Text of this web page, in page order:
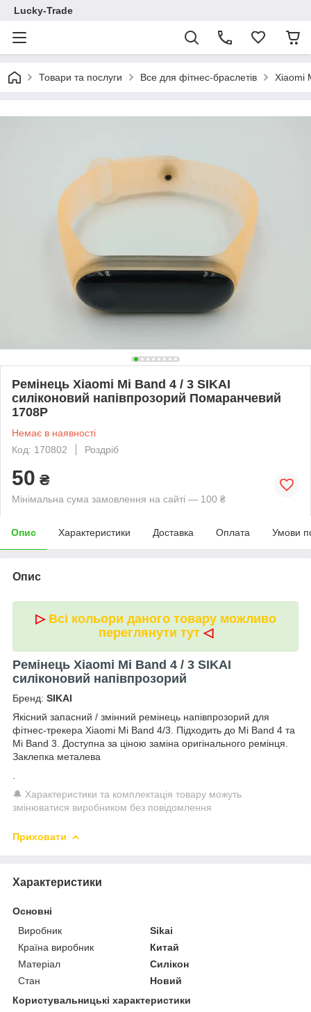
Lucky-Trade
Товари та послуги Все для фітнес-браслетів Xiaomi
Ремінець Xiaomi Mi Band 4 / 3 SIKAI
силіконовий напівпрозорий Помаранчевий
1708P
Немає в наявності
Код: 170802
Роздріб
50 ₴
Мінімальна сума замовлення на сайті — 100 ₴
Опис Характеристики Доставка Оплата Умови
Опис
▷ Всі кольори даного товару можливо
переглянути тут◁
Ремінець Xiaomi Mi Band 4 / 3 SIKAI
силіконовий напівпрозорий
Бренд: SIKAI
Якісний запасний / змінний ремінець напівпрозорий для
фітнес-трекера Xiaomi Mi Band 4/3. Підходить до Mi Band 4 та
Mi Band 3. Доступна за ціною заміна оригінального ремінця.
Заклепка металева
🔔 Характеристики та комплектація товару можуть
змінюватися виробником без повідомлення
Приховати
Характеристики
Основні
Виробник
Sikai
Країна виробник
Китай
Матеріал
Силікон
Стан
Новий
Користувальницькі характеристики